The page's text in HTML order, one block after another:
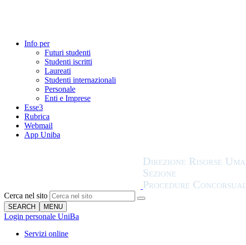
Info per
Futuri studenti
Studenti iscritti
Laureati
Studenti internazionali
Personale
Enti e Imprese
Esse3
Rubrica
Webmail
App Uniba
Cerca nel sito
SEARCH MENU
Login personale UniBa
Servizi online